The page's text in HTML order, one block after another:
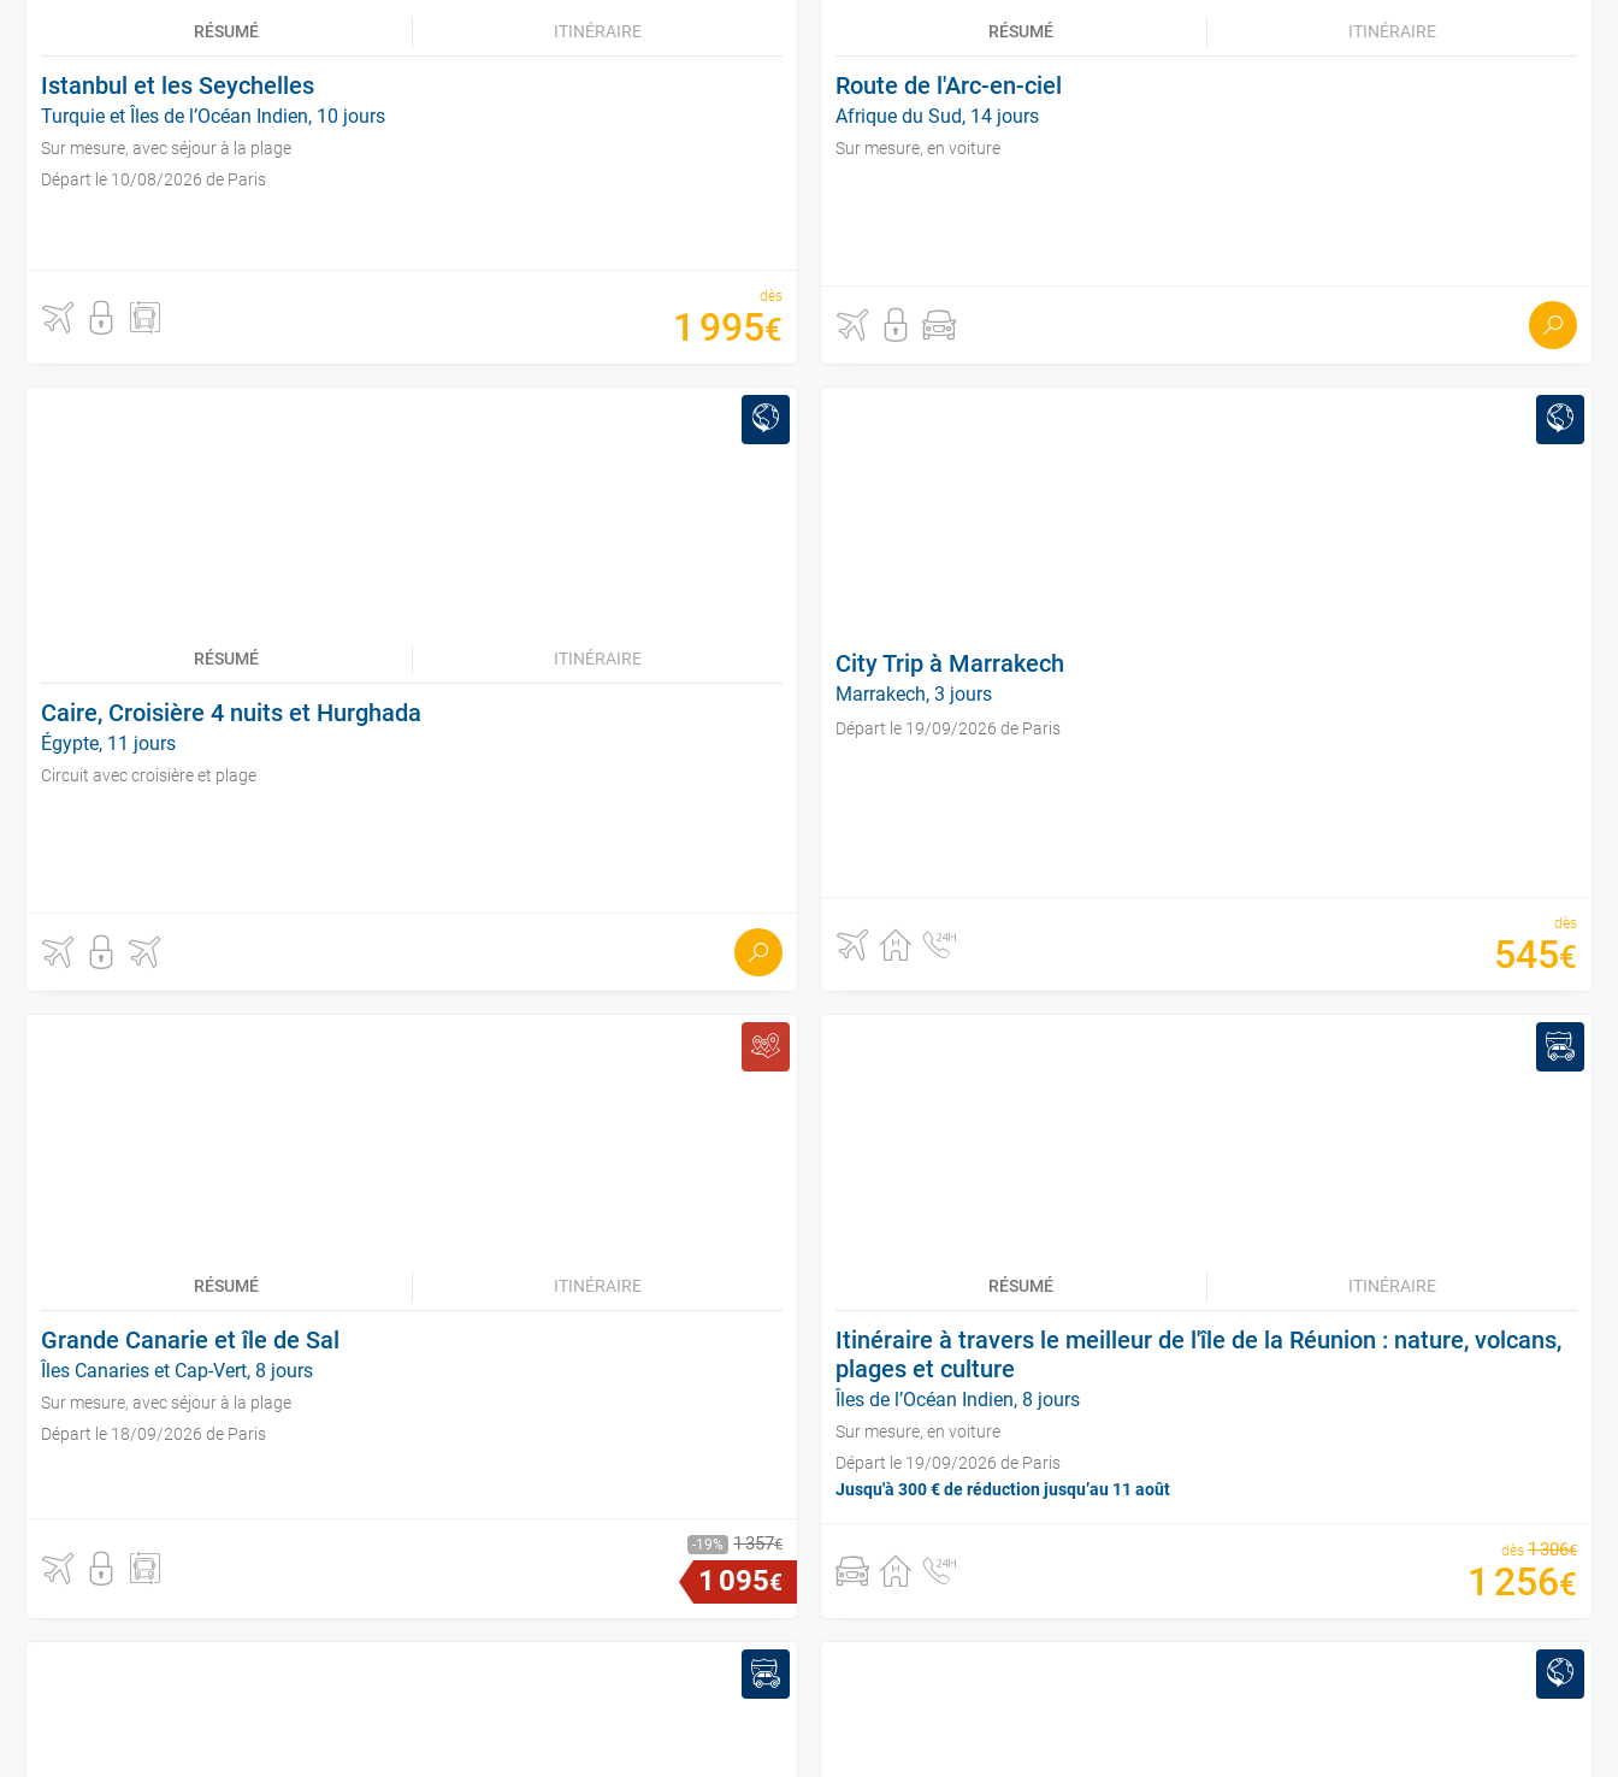
RÉSUMÉ ITINÉRAIRE
Istanbul et les Seychelles
Turquie et Îles de l’Océan Indien, 10 jours
Sur mesure, avec séjour à la plage
Départ le 10/08/2026 de Paris
dès
1 995€
RÉSUMÉ ITINÉRAIRE
Route de l'Arc-en-ciel
Afrique du Sud, 14 jours
Sur mesure, en voiture
RÉSUMÉ ITINÉRAIRE
Caire, Croisière 4 nuits et Hurghada
Égypte, 11 jours
Circuit avec croisière et plage
City Trip à Marrakech
Marrakech, 3 jours
Départ le 19/09/2026 de Paris
dès
545€
RÉSUMÉ ITINÉRAIRE
Grande Canarie et île de Sal
Îles Canaries et Cap-Vert, 8 jours
Sur mesure, avec séjour à la plage
Départ le 18/09/2026 de Paris
19 1357€
1 095€
RÉSUMÉ ITINÉRAIRE
Itinéraire à travers le meilleur de l'île de la Réunion : nature, volcans,
plages et culture
Îles de l’Océan Indien, 8 jours
Sur mesure, en voiture
Départ le 19/09/2026 de Paris
Jusqu'à 300 € de réduction jusqu’au 11 août
dès 1306€
1 256€